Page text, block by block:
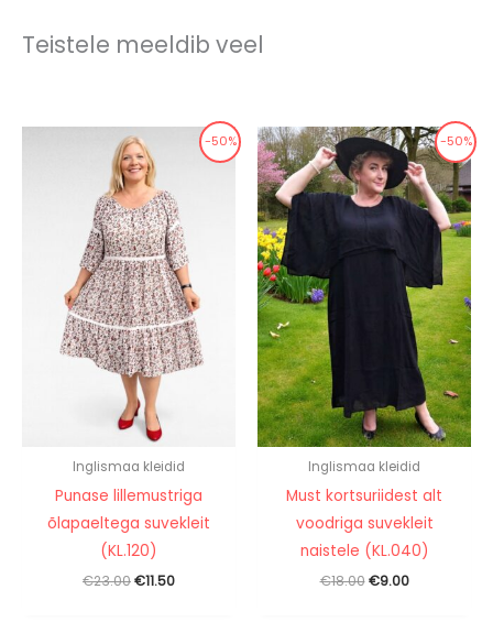
Teistele meeldib veel
-50%
Inglismaa kleidid
Punase lillemustriga
õlapaeltega suvekleit
(KL.120)
€23.00Algne
€11.50Praegune
-50%
Inglismaa kleidid
Must kortsuriidest alt
voodriga suvekleit
naistele (KL.040)
€18.00 Algne
€9.00Praegune